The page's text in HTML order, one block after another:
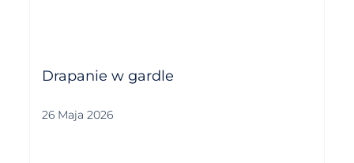
Drapanie w gardle
26 Maja 2026